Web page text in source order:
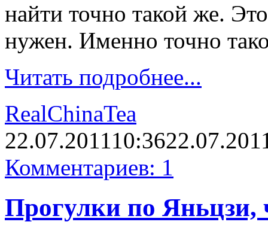
найти точно такой же.
нужен. Именно точно
Читать подробнее...
RealChinaTea
22.07.201110:36
Комментариев: 1
Прогулки по Яньцзи,